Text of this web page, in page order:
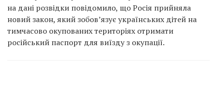
на дані розвідки повідомило, що Росія прийняла
новий закон, який зобов’язує українських дітей на
тимчасово окупованих територіях отримати
російський паспорт для виїзду з окупації.